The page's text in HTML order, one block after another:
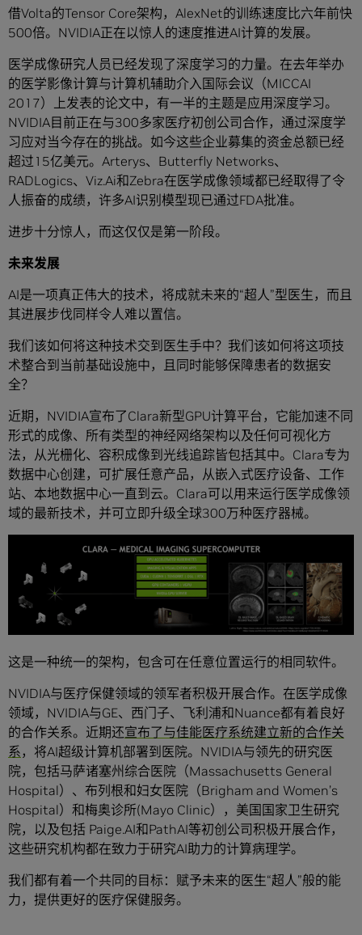
借Volta的Tensor Core架构，AlexNet的训练速度比六年前快
500倍。NVIDIA正在以惊人的速度推进AI计算的发展。
医学成像研究人员已经发现了深度学习的力量。在去年举办
的医学影像计算与计算机辅助介入国际会议（MICCAI
2017）上发表的论文中，有一半的主题是应用深度学习。
NVIDIA目前正在与300多家医疗初创公司合作，通过深度学
习应对当今存在的挑战。如今这些企业募集的资金总额已经
超过15亿美元。Arterys、Butterfly Networks、
RADLogics、Viz.Ai和Zebra在医学成像领域都已经取得了令
人振奋的成绩，许多AI识别模型现已通过FDA批准。
进步十分惊人，而这仅仅是第一阶段。
未来发展
AI是一项真正伟大的技术，将成就未来的“超人”型医生，而且
其进展步伐同样令人难以置信。
我们该如何将这种技术交到医生手中？我们该如何将这项技
术整合到当前基础设施中，且同时能够保障患者的数据安
全？
近期，NVIDIA宣布了Clara新型GPU计算平台，它能加速不同
形式的成像、所有类型的神经网络架构以及任何可视化方
法，从光栅化、容积成像到光线追踪皆包括其中。Clara专为
数据中心创建，可扩展任意产品，从嵌入式医疗设备、工作
站、本地数据中心一直到云。Clara可以用来运行医学成像领
域的最新技术，并可立即升级全球300万种医疗器械。
这是一种统一的架构，包含可在任意位置运行的相同软件。
NVIDIA与医疗保健领域的领军者积极开展合作。在医学成像
领域，NVIDIA与GE、西门子、飞利浦和Nuance都有着良好
的合作关系。近期还宣布了与佳能医疗系统建立新的合作关
系，将AI超级计算机部署到医院。NVIDIA与领先的研究医
院，包括马萨诸塞州综合医院（Massachusetts General
Hospital）、布列根和妇女医院（Brigham and Women’s
Hospital）和梅奥诊所(Mayo Clinic），美国国家卫生研究
院，以及包括 Paige.AI和PathAI等初创公司积极开展合作，
这些研究机构都在致力于研究AI助力的计算病理学。
我们都有着一个共同的目标：赋予未来的医生“超人”般的能
力，提供更好的医疗保健服务。